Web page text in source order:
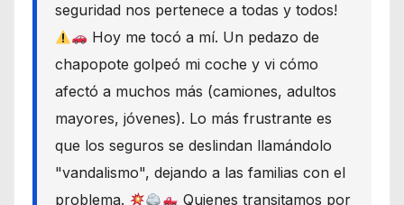
seguridad nos pertenece a todas y todos!
Hoy me tocó a mí. Un pedazo de
chapopote golpeó mi coche y vi cómo
afectó a muchos más (camiones, adultos
mayores, jóvenes). Lo más frustrante es
que los seguros se deslindan llamándolo
"vandalismo", dejando a las familias con el
problema.
Quienes transitamos por